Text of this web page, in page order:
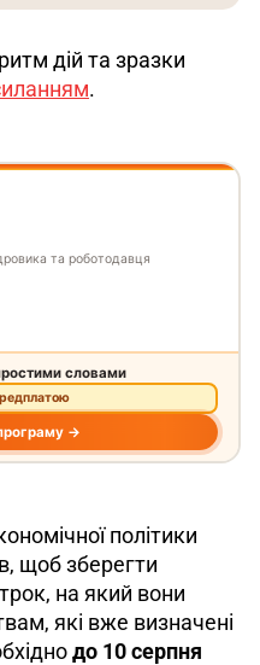
дій та зразки
.
політики
щоб зберегти
на який вони
які вже визначені
до 10 серпня